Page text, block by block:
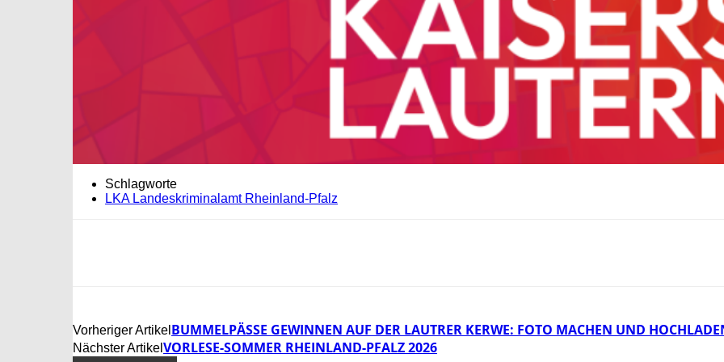
Schlagworte
LKA Landeskriminalamt Rheinland-Pfalz
Vorheriger Artikel BUMMELPÄSSE GEWINNEN AUF DER LAUTRER KERWE: FOTO MACHEN UND
Nächster Artikel VORLESE-SOMMER RHEINLAND-PFALZ 2026